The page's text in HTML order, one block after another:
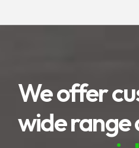
We offer
wide range